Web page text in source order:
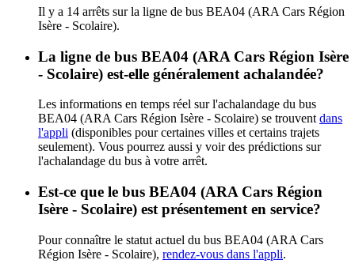
Il y a 14 arrêts sur la ligne de bus BEA04 (ARA Cars Région
Isère - Scolaire).
La ligne de bus BEA04 (ARA Cars Région Isère
- Scolaire) est-elle généralement achalandée?
Les informations en temps réel sur l'achalandage du bus
BEA04 (ARA Cars Région Isère - Scolaire) se trouvent dans
l'appli (disponibles pour certaines villes et certains trajets
seulement). Vous pourrez aussi y voir des prédictions sur
l'achalandage du bus à votre arrêt.
Est-ce que le bus BEA04 (ARA Cars Région
Isère - Scolaire) est présentement en service?
Pour connaître le statut actuel du bus BEA04 (ARA Cars
Région Isère - Scolaire), rendez-vous dans l'appli.